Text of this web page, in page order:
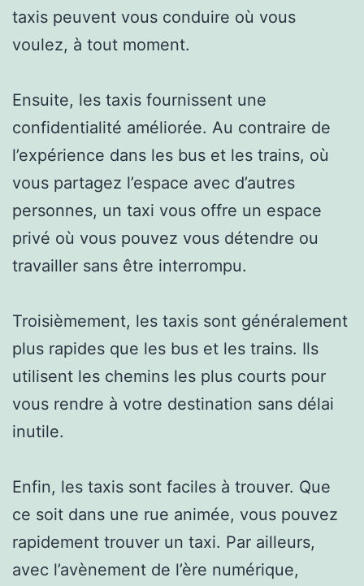
taxis peuvent vous conduire où vous
voulez, à tout moment.
Ensuite, les taxis fournissent une
confidentialité améliorée. Au contraire de
l’expérience dans les bus et les trains, où
vous partagez l’espace avec d’autres
personnes, un taxi vous offre un espace
privé où vous pouvez vous détendre ou
travailler sans être interrompu.
Troisièmement, les taxis sont généralement
plus rapides que les bus et les trains. Ils
utilisent les chemins les plus courts pour
vous rendre à votre destination sans délai
inutile.
Enfin, les taxis sont faciles à trouver. Que
ce soit dans une rue animée, vous pouvez
rapidement trouver un taxi. Par ailleurs,
avec l’avènement de l’ère numérique,